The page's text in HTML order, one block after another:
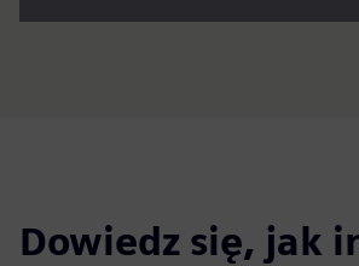
Dowiedz się, jak